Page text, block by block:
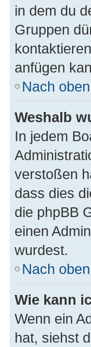
in dem du
Gruppen
anfügen
Nach oben
Weshalb
In jedem
verstoßen
dass dies
die phpBB
einen
wurdest.
Nach oben
Wie kann
Wenn ein
hat, siehst